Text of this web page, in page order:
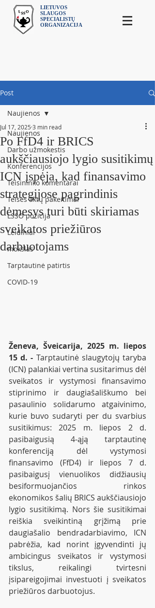
LIETUVOS
SLAUGOS
SPECIALISTŲ
ORGANIZACIJA
Post
Naujienos
Darbo užmokestis
Konferencijos
Teisininko komentarai
Teisės aktų pakeitimai
LSSO pozicija
Leidiniai
mokslas
Tarptautinė patirtis
COVID-19
Naujienos
Po FfD4 ir BRICS
aukščiausiojo lygio susitikimų
ICN įspėja, kad finansavimo
strategijose pagrindinis
dėmesys turi būti skiriamas
sveikatos priežiūros
darbuotojams
Jul 17, 2025 3 min read
Ženeva, Šveicarija, 2025 m. liepos
15 d. - Tarptautinė slaugytojų taryba
(ICN) palankiai vertina susitarimus dėl
sveikatos ir vystymosi finansavimo
stiprinimo ir daugiašališkumo bei
pasaulinio solidarumo atgaivinimo,
kurie buvo sudaryti per du svarbius
susitikimus: 2025 m. liepos 2 d.
pasibaigusią 4-ąją tarptautinę
konferenciją dėl vystymosi
finansavimo (FfD4) ir liepos 7 d.
pasibaigusį vienuolikos didžiausių
besiformuojančios rinkos
ekonomikos šalių BRICS aukščiausiojo
lygio susitikimą. Nors šie susitikimai
reiškia sveikintiną grįžimą prie
daugiašalio bendradarbiavimo, ICN
pabrėžia, kad norint įgyvendinti jų
ambicingus sveikatos ir vystymosi
tikslus, reikalingi tvirtesni
įsipareigojimai investuoti į sveikatos
priežiūros darbuotojus.